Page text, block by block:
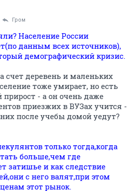
Гром
Население России
данным всех источников),
демографический кризис.
счет деревень и маленьких
тоже умирает, но есть
- а он очень даже
приезжих в ВУЗах учится -
после учебы домой уедут?
только тогда,когда
больше,чем где
затишье и как следствие
с него валят,при этом
этот рынок.